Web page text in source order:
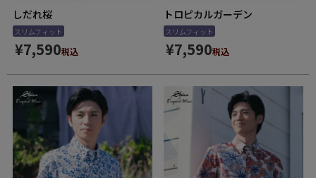
しだれ桜
スリムフィット
¥7,590税込
トロピカルガーデン
スリムフィット
¥7,590税込